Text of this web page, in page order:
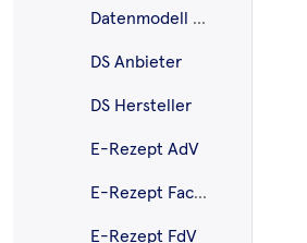
Datenmodell ePA - EU-Pilot
DS Anbieter
DS Hersteller
E-Rezept AdV
E-Rezept Fachdienst
E-Rezept FdV